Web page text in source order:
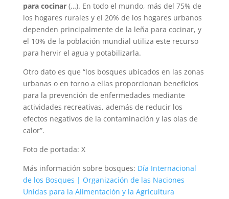
para cocinar(…). En todo el mundo, más del 75% de
los hogares rurales y el 20% de los hogares urbanos
dependen principalmente de la leña para cocinar, y
el 10% de la población mundial utiliza este recurso
para hervir el agua y potabilizarla.
Otro dato es que “los bosques ubicados en las zonas
urbanas o en torno a ellas proporcionan beneficios
para la prevención de enfermedades mediante
actividades recreativas, además de reducir los
efectos negativos de la contaminación y las olas de
calor”.
Foto de portada: X
Más información sobre bosques: Día Internacional
de los Bosques | Organización de las Naciones
Unidas para la Alimentación y la Agricultura